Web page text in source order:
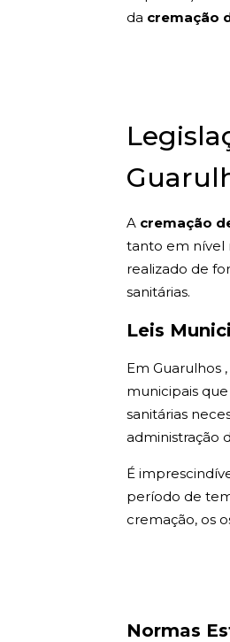
da cremação
A cremação
tanto em nível
realizado de
sanitárias.
Leis
Em Guarulhos
municipais
sanitárias
administração
É
período de
cremação, os
Normas